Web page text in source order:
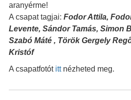
aranyérme!
A csapat tagjai: Fodor Attila,
Levente, Sándor Tamás, Simon
Szabó Máté , Török Gergely
Kristóf
A csapatfotót ittnézheted meg.